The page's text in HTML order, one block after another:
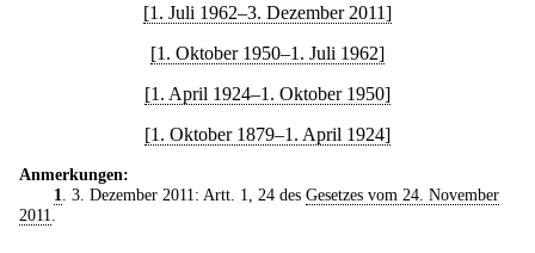
[1. Juli 1962–3. Dezember 2011]
[1. Oktober 1950–1. Juli 1962]
[1. April 1924–1. Oktober 1950]
[1. Oktober 1879–1. April 1924]
Anmerkungen:
1
. 3. Dezember 2011: Artt. 1, 24 des Gesetzes vom 24. November
2011